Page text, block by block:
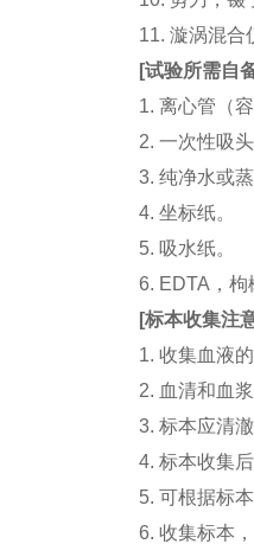
11. 漩涡混
[试验所需自
1. 离心管（
2. 一次性吸
3. 纯净水或
4. 坐标纸。
5. 吸水纸。
6. EDTA，
[标本收集注
1. 收集血液
2. 血清和血
3. 标本应清
4. 标本收集
5. 可根据标
6. 收集标本